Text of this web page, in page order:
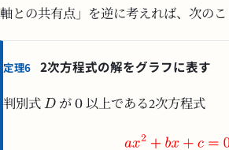
軸との共有点」を逆に考えれば、次のこ
定理6 2次方程式の解をグラフに表す
判別式 が 以上である2次方程式